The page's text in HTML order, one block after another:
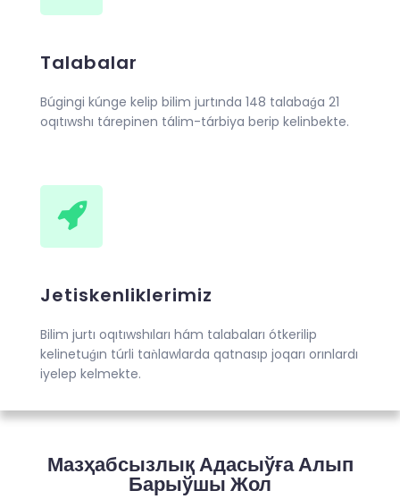
Talabalar
Búgingi kúnge kelip bilim jurtında 148 talabaǵa 21
oqıtıwshı tárepinen tálim-tárbiya berip kelinbekte.
Jetiskenliklerimiz
Bilim jurtı oqıtıwshıları hám talabaları ótkerilip
kelinetuǵın túrli taǹlawlarda qatnasıp joqarı orınlardı
iyelep kelmekte.
Мазҳабсызлық Адасыўға Алып
Барыўшы Жол